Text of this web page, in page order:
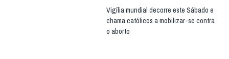
Vigília mundial decorre este Sábado e
chama católicos a mobilizar-se contra
o aborto